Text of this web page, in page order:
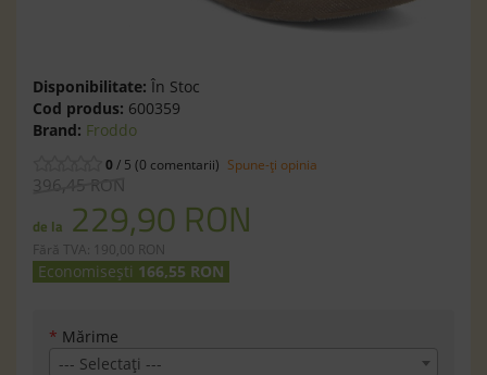
Disponibilitate: În Stoc
Cod produs: 600359
Brand: Froddo
0/ 5 (0 comentarii) Spune-ţi opinia
396,45 RON
de la 229,90 RON
Fără TVA: 190,00 RON
Economisești 166,55 RON
* Mărime
--- Selectaţi ---